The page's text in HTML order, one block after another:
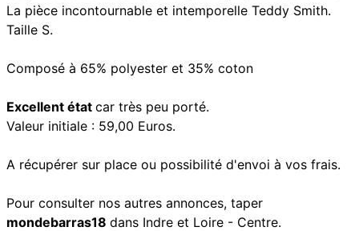
La pièce incontournable et intemporelle Teddy Smith.
Taille S.
Composé à 65% polyester et 35% coton
Excellent état car très peu porté.
Valeur initiale : 59,00 Euros.
A récupérer sur place ou possibilité d'envoi à vos frais.
Pour consulter nos autres annonces, taper
mondebarras18 dans Indre et Loire - Centre.